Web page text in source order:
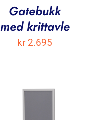
Gatebukk
med krittavle
kr2.695